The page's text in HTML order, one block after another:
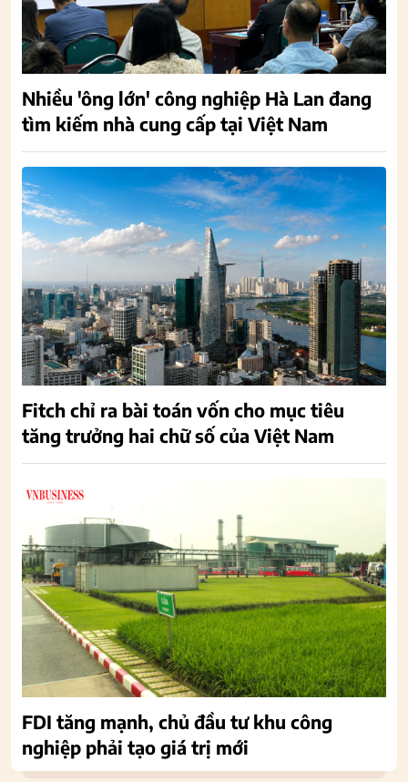
Nhiều 'ông lớn' công nghiệp Hà Lan đang
tìm kiếm nhà cung cấp tại Việt Nam
Fitch chỉ ra bài toán vốn cho mục tiêu
tăng trưởng hai chữ số của Việt Nam
FDI tăng mạnh, chủ đầu tư khu công
nghiệp phải tạo giá trị mới